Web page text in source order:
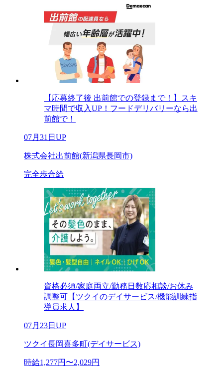
【応募終了後 出前館での登録まで！】スキ
マ時間で収入UP！フードデリバリーなら出
前館で！
07月31日UP
株式会社出前館(新潟県長岡市)
完全歩合給
資格必須/家庭両立/勤務日数応相談/お休み
調整可【ツクイのデイサービス/機能訓練指
導員求人】
07月23日UP
ツクイ長岡喜多町(デイサービス)
時給1,277円〜2,029円